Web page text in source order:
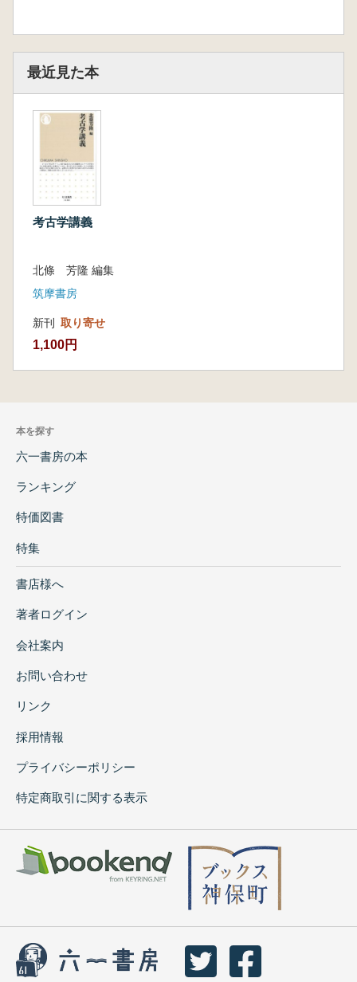
最近見た本
考古学講義
北條 芳隆 編集
筑摩書房
新刊 取り寄せ
1,100円
本を探す
六一書房の本
ランキング
特価図書
特集
書店様へ
著者ログイン
会社案内
お問い合わせ
リンク
採用情報
プライバシーポリシー
特定商取引に関する表示